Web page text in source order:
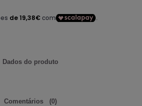
Dados do produto
Comentários (0)